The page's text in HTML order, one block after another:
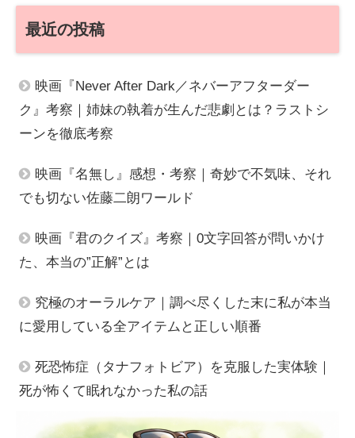
最近の投稿
映画『Never After Dark／ネバーアフターダー
ク』考察｜姉妹の執着が生んだ悲劇とは？ラストシ
ーンを徹底考察
映画『名無し』感想・考察｜奇妙で不気味、それ
でも切ない佐藤二朗ワールド
映画『君のクイズ』考察｜0文字回答が問いかけ
た、本当の”正解”とは
究極のオーラルケア｜調べ尽くした末に私が本当
に愛用している全アイテムと正しい順番
死恐怖症（タナフォトビア）を克服した実体験｜
死が怖くて眠れなかった私の話